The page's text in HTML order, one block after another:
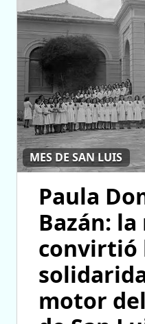
MES DE SAN LUIS
Paula
Bazán:
convirtió
motor